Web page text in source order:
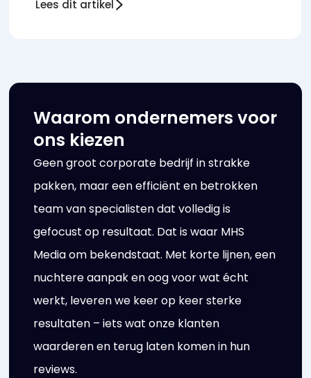
Lees dit artikel
Waarom ondernemers voor
ons kiezen
Geen groot corporate bedrijf in strakke
pakken, maar een efficiënt en betrokken
team van specialisten dat volledig is
gefocust op resultaat. Dat is waar MHS
Media om bekendstaat. Met korte lijnen, een
nuchtere aanpak en oog voor wat écht
werkt, leveren we keer op keer sterke
resultaten – iets wat onze klanten
waarderen en terug laten komen in hun
reviews.